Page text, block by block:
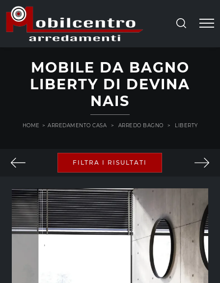
MOBILE DA BAGNO
LIBERTY DI DEVINA
NAIS
HOME > ARREDAMENTO CASA > ARREDO BAGNO > LIBERTY
FILTRA I RISULTATI